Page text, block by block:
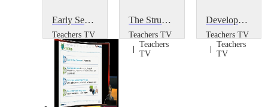
Early Sex Education
Teachers TV
Teachers
TV
The Struggle for Education in Karamoja
Teachers TV
Teachers
TV
Developments in 14-19: Institute of Education
Teachers TV
Teachers
TV